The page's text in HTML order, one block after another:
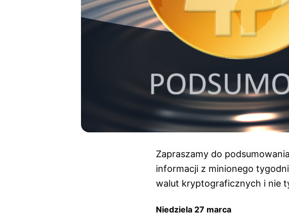
Zapraszamy do
informacji z minionego
walut kryptograficznych i nie
Niedziela 27 marca